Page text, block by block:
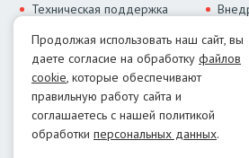
Техническая поддержка
Модернизация сайта
Лечение от вирусов
ИИ-
Контакты:
Москва:
+7 (499) 322-77-02
E-mail:
info@menocom.ru
Продолжая использовать наш сайт, вы
даете согласие на обработку файлов
cookie, которые обеспечивают
правильную работу сайта и
соглашаетесь с нашей политикой
обработки персональных данных.